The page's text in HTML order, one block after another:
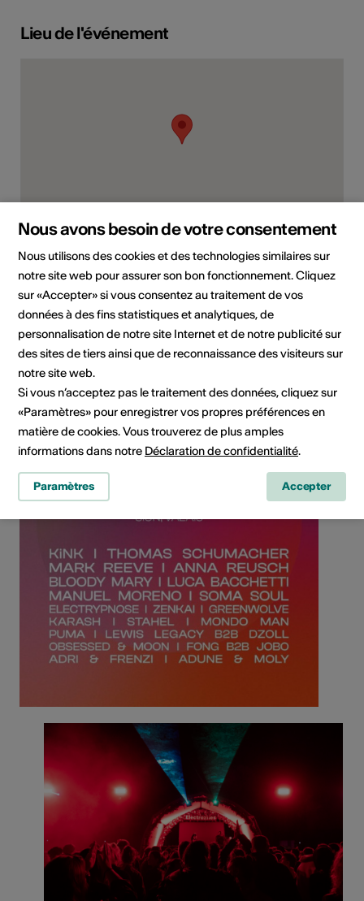
Lieu de l'événement
Route des Iles, 1950 Sion
Planifier un itinéraire
Transports publics
Nous avons besoin de votre consentement
Nous utilisons des cookies et des technologies similaires sur
notre site web pour assurer son bon fonctionnement. Cliquez
sur «Accepter» si vous consentez au traitement de vos
données à des fins statistiques et analytiques, de
personnalisation de notre site Internet et de notre publicité sur
des sites de tiers ainsi que de reconnaissance des visiteurs sur
notre site web.
Si vous n’acceptez pas le traitement des données, cliquez sur
«Paramètres» pour enregistrer vos propres préférences en
matière de cookies. Vous trouverez de plus amples
informations dans notre Déclaration de confidentialité.
Paramètres Accepter